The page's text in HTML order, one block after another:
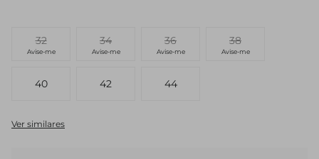
32
Avise-me
34
Avise-me
36
Avise-me
38
Avise-me
40 42 44
Ver similares